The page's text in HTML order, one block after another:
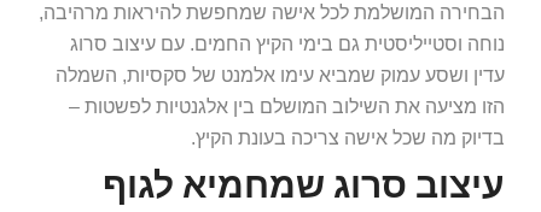
הבחירה המושלמת לכל אישה שמחפשת להיראות מרהיבה,
נוחה וסטייליסטית גם בימי הקיץ החמים. עם עיצוב סרוג
עדין ושסע עמוק שמביא עימו אלמנט של סקסיות, השמלה
הזו מציעה את השילוב המושלם בין אלגנטיות לפשטות –
בדיוק מה שכל אישה צריכה בעונת הקיץ.
עיצוב סרוג שמחמיא לגוף